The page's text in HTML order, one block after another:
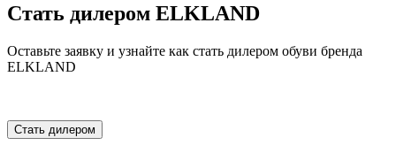
Стать дилером ELKLAND
Оставьте заявку и узнайте как стать дилером обуви бренда
ELKLAND
Стать дилером